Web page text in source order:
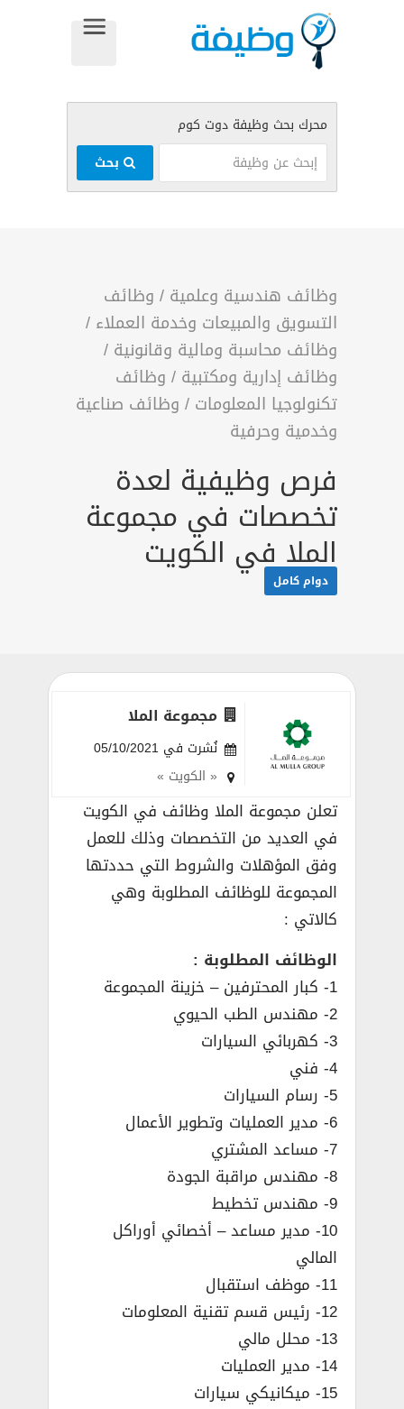
وظائف هندسية وعلمية / وظائف
التسويق والمبيعات وخدمة العملاء /
وظائف محاسبة ومالية وقانونية /
وظائف إدارية ومكتبية / وظائف
تكنولوجيا المعلومات / وظائف صناعية
وخدمية وحرفية
فرص وظيفية لعدة
تخصصات في مجموعة
الملا في الكويت
دوام كامل
مجموعة الملا
نُشرت في 05/10/2021
« الكويت »
تعلن مجموعة الملا وظائف في الكويت
في العديد من التخصصات وذلك للعمل
وفق المؤهلات والشروط التي حددتها
المجموعة للوظائف المطلوبة وهي
كالاتي :
الوظائف المطلوبة :
1- كبار المحترفين – خزينة المجموعة
2- مهندس الطب الحيوي
3- كهربائي السيارات
4- فني
5- رسام السيارات
6- مدير العمليات وتطوير الأعمال
7- مساعد المشتري
8- مهندس مراقبة الجودة
9- مهندس تخطيط
10- مدير مساعد – أخصائي أوراكل
المالي
11- موظف استقبال
12- رئيس قسم تقنية المعلومات
13- محلل مالي
14- مدير العمليات
15- ميكانيكي سيارات